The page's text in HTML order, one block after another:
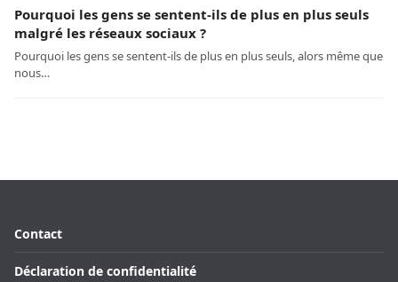
Pourquoi les gens se sentent-ils de plus en plus seuls
malgré les réseaux sociaux ?
Pourquoi les gens se sentent-ils de plus en plus seuls, alors même que
nous…
Contact
Déclaration de confidentialité